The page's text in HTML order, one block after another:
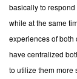
basically to
while at the same
experiences of both
have centralized
to utilize them more